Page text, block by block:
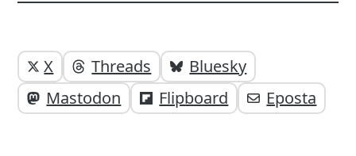
Yazı
altı
elemanları
Yazıyı
paylaşabilirsiniz;
X Threads
Bluesky
Mastodon
Flipboard Eposta